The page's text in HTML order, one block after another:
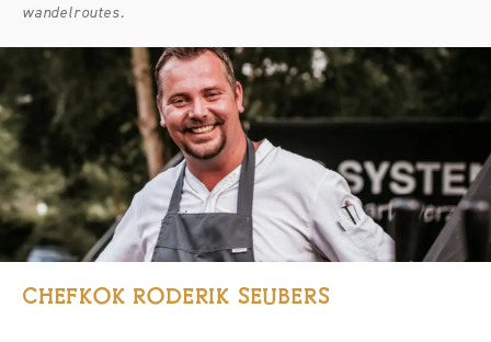
wandelroutes.
CHEFKOK RODERIK SEUBERS